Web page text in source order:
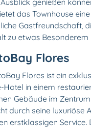
das Townhouse
Gastfreundschaft,
zu etwas Besonderem
Flores
Flores ist ein
Hotel in einem
Gebäude im
durch seine luxuriöse
erstklassigen Service.